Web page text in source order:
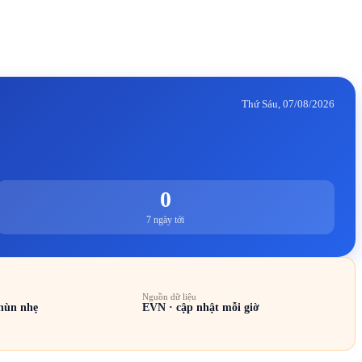
Thứ Sáu, 07/08/2026
0
7 ngày tới
nhẹ
Nguồn dữ liệu
EVN · cập nhật mỗi giờ